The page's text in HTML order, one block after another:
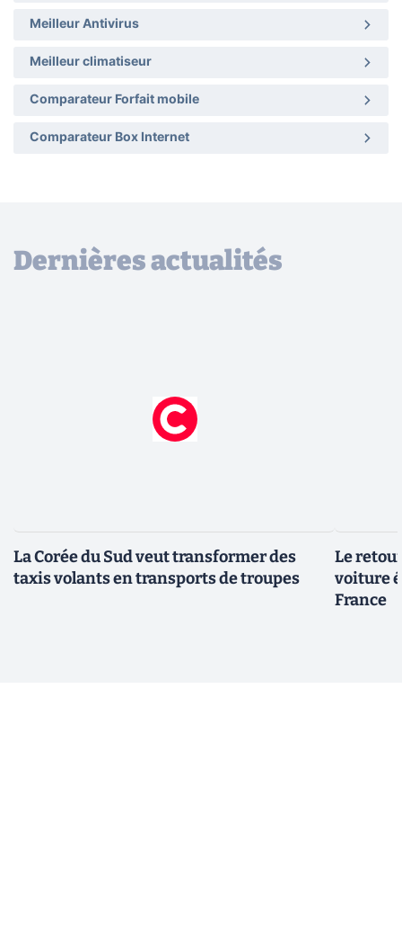
Meilleur Antivirus
Meilleur climatiseur
Comparateur Forfait mobile
Comparateur Box Internet
Dernières actualités
La Corée du Sud veut transformer des
taxis volants en transports de troupes
Le
voiture
France